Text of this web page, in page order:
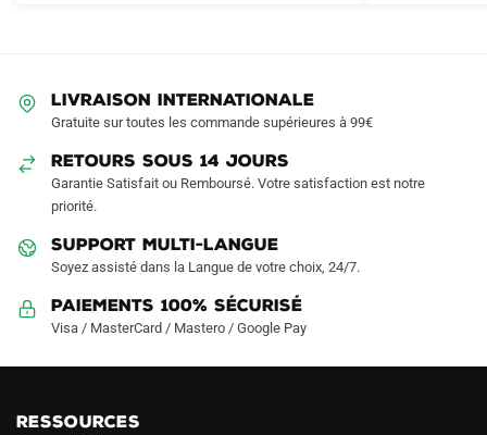
page
LIVRAISON INTERNATIONALE
Gratuite sur toutes les commande supérieures à 99€
RETOURS SOUS 14 JOURS
Garantie Satisfait ou Remboursé. Votre satisfaction est notre
priorité.
SUPPORT MULTI-LANGUE
Soyez assisté dans la Langue de votre choix, 24/7.
Paiements 100% Sécurisé
Visa / MasterCard / Mastero / Google Pay
RESSOURCES